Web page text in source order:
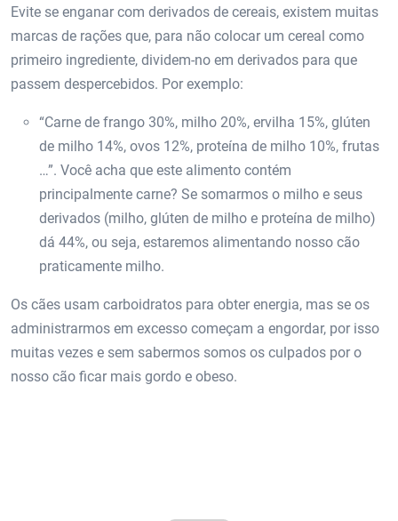
Evite se enganar com derivados de cereais, existem muitas
marcas de rações que, para não colocar um cereal como
primeiro ingrediente, dividem-no em derivados para que
passem despercebidos. Por exemplo:
“Carne de frango 30%, milho 20%, ervilha 15%, glúten
de milho 14%, ovos 12%, proteína de milho 10%, frutas
…”. Você acha que este alimento contém
principalmente carne? Se somarmos o milho e seus
derivados (milho, glúten de milho e proteína de milho)
dá 44%, ou seja, estaremos alimentando nosso cão
praticamente milho.
Os cães usam carboidratos para obter energia, mas se os
administrarmos em excesso começam a engordar, por isso
muitas vezes e sem sabermos somos os culpados por o
nosso cão ficar mais gordo e obeso.